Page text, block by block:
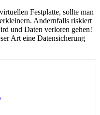
Festplatte, sollte man
Andernfalls riskiert
und Daten verloren gehen!
Art eine Datensicherung